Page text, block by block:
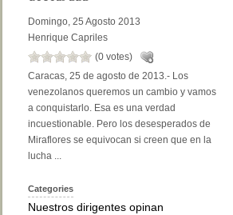
Domingo, 25 Agosto 2013
Henrique Capriles
(0 votes)
Caracas, 25 de agosto de 2013.- Los
venezolanos queremos un cambio y vamos
a conquistarlo. Esa es una verdad
incuestionable. Pero los desesperados de
Miraflores se equivocan si creen que en la
lucha ...
Categories
Nuestros dirigentes opinan